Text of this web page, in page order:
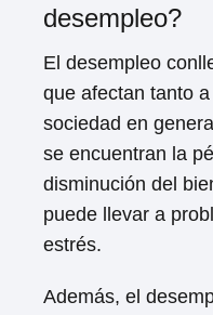
desempleo?
El desempleo
que afectan tanto
sociedad en
se encuentran la
disminución del
puede llevar a
estrés.
Además, el